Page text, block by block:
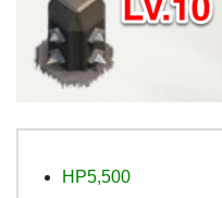
HP5,500